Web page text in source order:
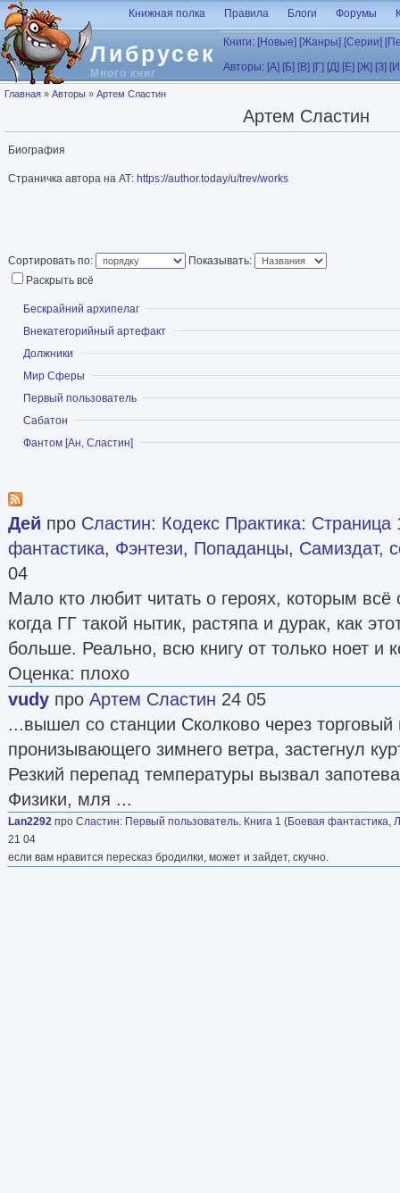
Перейти к основному содержанию
Либрусек
Много книг
Книжная полка Правила Блоги Форумы
Книги: [Новые] [Жанры] [Серии]
Авторы: [А] [Б] [В] [Г] [Д] [Е] [Ж] [З]
Вы здесь
Главная » Авторы » Артем Сластин
Артем Сластин
Биография
Страничка автора на АТ: https://author.today/u/trev/works
Сортировать по:
Показывать:
Раскрыть всё
Показать
Бескрайний архипелаг
Показать
Внекатегорийный артефакт
Показать
Должники
Показать
Мир Сферы
Показать
Первый пользователь
Показать
Сабатон
Показать
Фантом [Ан, Сластин]
Дей про Сластин: Кодекс Практика: Страница
фантастика, Фэнтези, Попаданцы, Самиздат,
04
Мало кто любит читать о героях, которым
когда ГГ такой нытик, растяпа и дурак, как
больше. Реально, всю книгу от только ноет и
Оценка: плохо
vudy про Артем Сластин 24 05
...вышел со станции Сколково через
пронизывающего зимнего ветра, застегнул
Резкий перепад температуры вызвал
Физики, мля ...
Lan2292 про Сластин: Первый пользователь. Книга 1 (Боевая фантастика,
21 04
если вам нравится пересказ бродилки, может и зайдет, скучно.